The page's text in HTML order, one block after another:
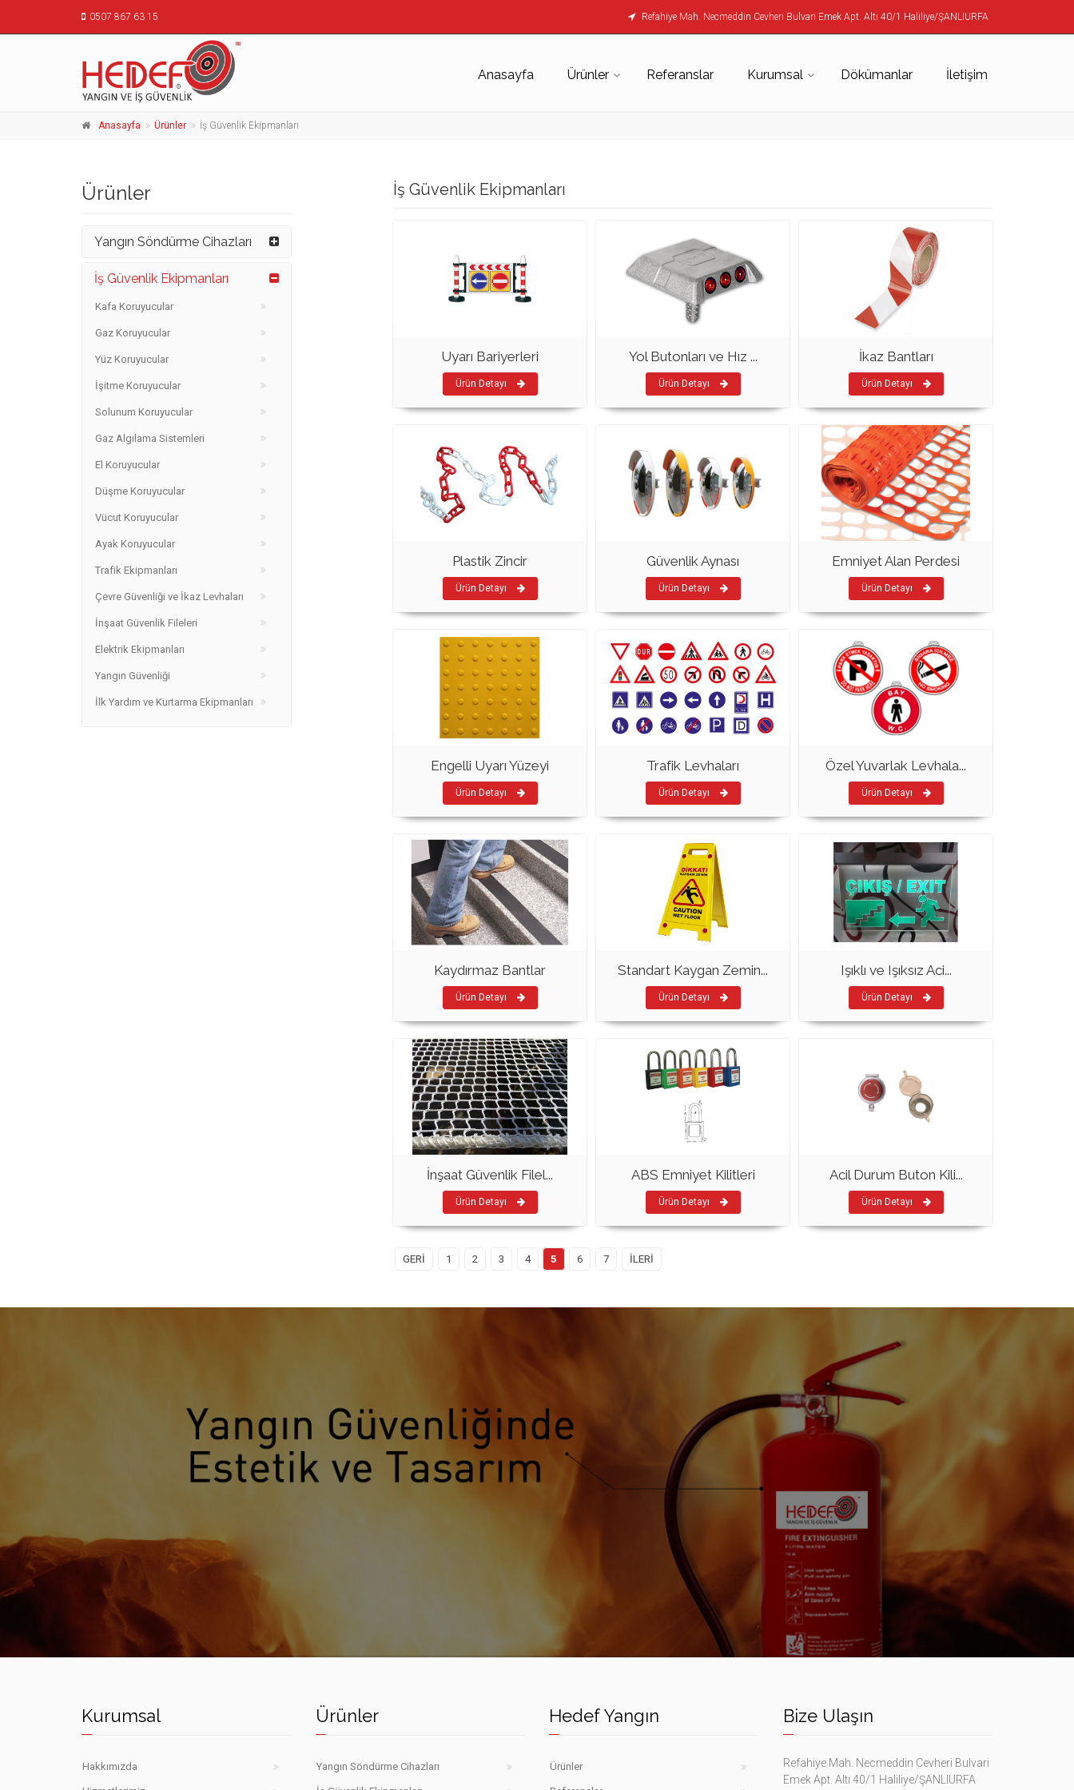
0507 867 63 15 Refahiye Mah. Necmeddin Cevheri Bulvari Emek Apt. Altı 40/1 Haliliye/ŞANLIURFA
Anasayfa Ürünler Referanslar Kurumsal Dökümanlar İletişim
Anasayfa Ürünler İş Güvenlik Ekipmanları
İş Güvenlik Ekipmanları
Uyarı Bariyerleri
Ürün Detayı
Yol Butonları ve Hız ...
Ürün Detayı
İkaz Bantları
Ürün Detayı
Plastik Zincir
Ürün Detayı
Güvenlik Aynası
Ürün Detayı
Emniyet Alan Perdesi
Ürün Detayı
Engelli Uyarı Yüzeyi
Ürün Detayı
Trafik Levhaları
Ürün Detayı
Özel Yuvarlak Levhala...
Ürün Detayı
Kaydırmaz Bantlar
Ürün Detayı
Standart Kaygan Zemin...
Ürün Detayı
Işıklı ve Işıksız Aci...
Ürün Detayı
İnşaat Güvenlik Filel...
Ürün Detayı
ABS Emniyet Kilitleri
Ürün Detayı
Acil Durum Buton Kili...
Ürün Detayı
GERİ 1 2 3 4 5 6 7 İLERİ
Ürünler
Yangın Söndürme Cihazları
İş Güvenlik Ekipmanları
Kafa Koruyucular
Gaz Koruyucular
Yüz Koruyucular
İşitme Koruyucular
Solunum Koruyucular
Gaz Algılama Sistemleri
El Koruyucular
Düşme Koruyucular
Vücut Koruyucular
Ayak Koruyucular
Trafik Ekipmanları
Çevre Güvenliği ve İkaz Levhaları
İnşaat Güvenlik Fileleri
Elektrik Ekipmanları
Yangın Güvenliği
İlk Yardım ve Kurtarma Ekipmanları
HEDEF YANGIN SÖNDÜRME CIHAZLARI
Kurumsal
Hakkımızda
Ürünler
Yangın Söndürme Cihazları
Hedef Yangın
Ürünler
Bize Ulaşın
Refahiye Mah. Necmeddin Cevheri Bulvari
Emek Apt. Altı 40/1 Haliliye/ŞANLIURFA